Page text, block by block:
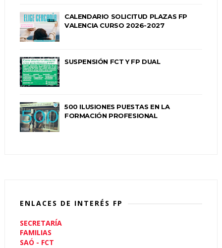
CALENDARIO SOLICITUD PLAZAS FP
VALENCIA CURSO 2026-2027
SUSPENSIÓN FCT Y FP DUAL
500 ILUSIONES PUESTAS EN LA
FORMACIÓN PROFESIONAL
ENLACES DE INTERÉS FP
SECRETARÍA
FAMILIAS
SAÓ - FCT